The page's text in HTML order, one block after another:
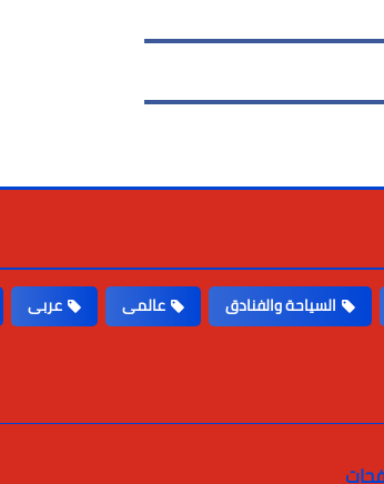
السياحة والفنادق عالمى عربى